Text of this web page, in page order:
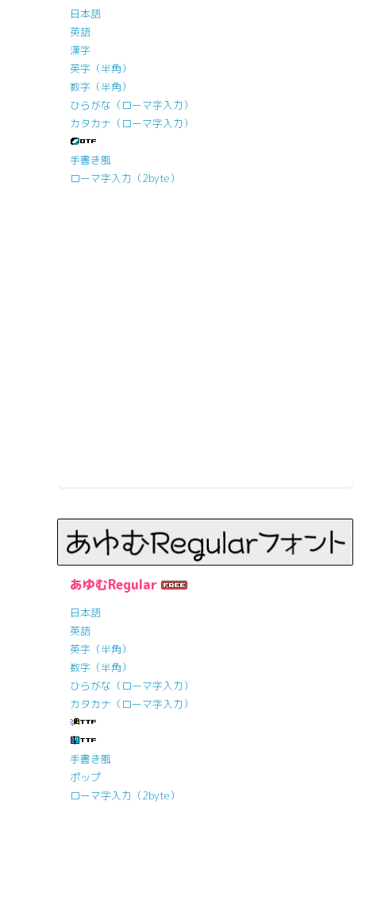
日本語
英語
漢字
英字（半角）
数字（半角）
ひらがな（ローマ字入力）
カタカナ（ローマ字入力）
手書き風
ローマ字入力（2byte）
あゆむRegular
日本語
英語
英字（半角）
数字（半角）
ひらがな（ローマ字入力）
カタカナ（ローマ字入力）
手書き風
ポップ
ローマ字入力（2byte）